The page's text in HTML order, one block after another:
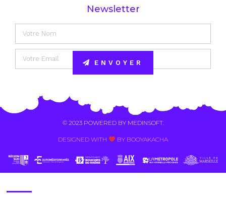
Newsletter
ENVOYER
© 2023 POWERED BY MEDINSOFT.
DESIGNED WITH BY BOOYAKACHA​